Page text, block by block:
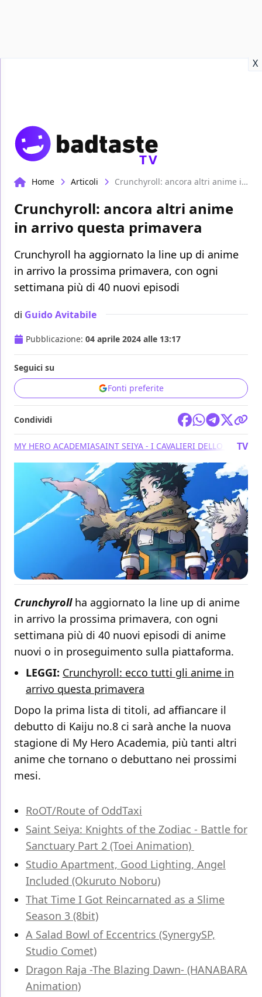
X
TV
Home Articoli Crunchyroll: ancora altri anime in arrivo questa primavera
Crunchyroll: ancora altri anime
in arrivo questa primavera
Crunchyroll ha aggiornato la line up di anime
in arrivo la prossima primavera, con ogni
settimana più di 40 nuovi episodi
di Guido Avitabile
Pubblicazione: 04 aprile 2024 alle 13:17
Seguici su
Fonti preferite
Condividi
MY HERO ACADEMIASAINT SEIYA - I CAVALIERI DELLO ZODIACO
TV
Crunchyrollha aggiornato la line up di anime
in arrivo la prossima primavera, con ogni
settimana più di 40 nuovi episodi di anime
nuovi o in proseguimento sulla piattaforma.
LEGGI: Crunchyroll: ecco tutti gli anime in
arrivo questa primavera
Dopo la prima lista di titoli, ad affiancare il
debutto di Kaiju no.8 ci sarà anche la nuova
stagione di My Hero Academia, più tanti altri
anime che tornano o debuttano nei prossimi
mesi.
RoOT/Route of OddTaxi
Saint Seiya: Knights of the Zodiac - Battle for
Sanctuary Part 2 (Toei Animation)
Studio Apartment, Good Lighting, Angel
Included (Okuruto Noboru)
That Time I Got Reincarnated as a Slime
Season 3 (8bit)
A Salad Bowl of Eccentrics (SynergySP,
Studio Comet)
Dragon Raja -The Blazing Dawn- (HANABARA
Animation)